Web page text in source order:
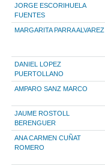
JORGE ESCORIHUELA
FUENTES
MARGARITA PARRA ALVAREZ
DANIEL LOPEZ
PUERTOLLANO
AMPARO SANZ MARCO
JAUME ROSTOLL
BERENGUER
ANA CARMEN CUÑAT
ROMERO